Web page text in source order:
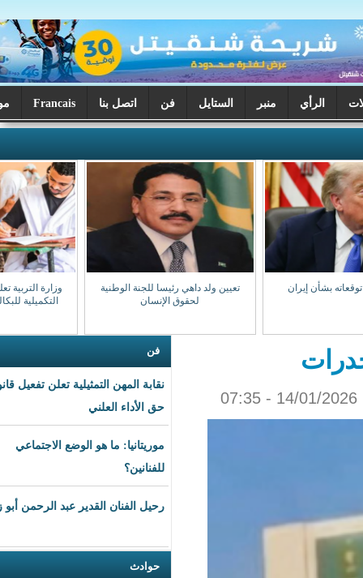
الستايل فن اتصل بنا Francais موريتانيا اليوم
تعيين ولد داهي رئيسا للجنة الوطنية
وزارة التربية تعلن بدء تصحيح الدورة
التكميلية للبكالوريا السبت المقبل
نقابة المهن التمثيلية تعلن تفعيل قانون
حق الأداء العلني
موريتانيا: ما هو الوضع الاجتماعي
رحيل الفنان القدير عبد الرحمن أبو زهرة